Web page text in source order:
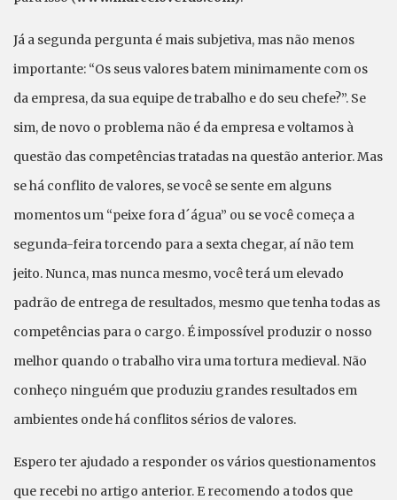
Já a segunda pergunta é mais subjetiva, mas não menos
importante: “Os seus valores batem minimamente com os
da empresa, da sua equipe de trabalho e do seu chefe?”. Se
sim, de novo o problema não é da empresa e voltamos à
questão das competências tratadas na questão anterior. Mas
se há conflito de valores, se você se sente em alguns
momentos um “peixe fora d´água” ou se você começa a
segunda-feira torcendo para a sexta chegar, aí não tem
jeito. Nunca, mas nunca mesmo, você terá um elevado
padrão de entrega de resultados, mesmo que tenha todas as
competências para o cargo. É impossível produzir o nosso
melhor quando o trabalho vira uma tortura medieval. Não
conheço ninguém que produziu grandes resultados em
ambientes onde há conflitos sérios de valores.
Espero ter ajudado a responder os vários questionamentos
que recebi no artigo anterior. E recomendo a todos que